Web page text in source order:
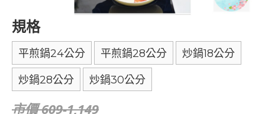
規格
平煎鍋24公分 平煎鍋28公分 炒鍋18公分
炒鍋28公分 炒鍋30公分
市價 609-1,149